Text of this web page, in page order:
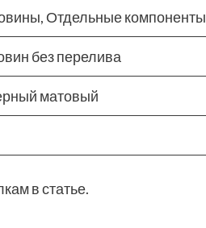
Отдельные компоненты
без перелива
матовый
в статье.